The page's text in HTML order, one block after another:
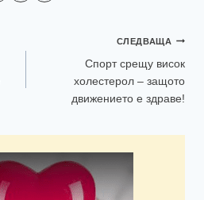
СЛЕДВАЩА
Спорт срещу висок
холестерол – защото
движението е здраве!